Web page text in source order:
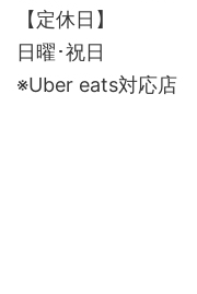
【定休日】
日曜･祝日
※Uber eats対応店